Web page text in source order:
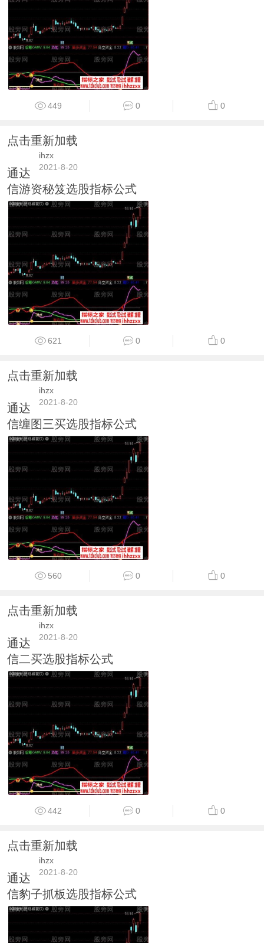
449 0 0
点击重新加载
ihzx
2021-8-20
通达
信游资秘笈选股指标公式
621 0 0
点击重新加载
ihzx
2021-8-20
通达
信缠图三买选股指标公式
560 0 0
点击重新加载
ihzx
2021-8-20
通达
信二买选股指标公式
442 0 0
点击重新加载
ihzx
2021-8-20
通达
信豹子抓板选股指标公式